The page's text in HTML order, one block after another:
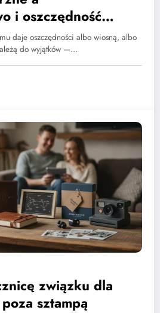
i oszczędność
inwestycja tylko na
daje oszczędności albo wiosną, albo
do wyjątków —…
związku dla
sztampą